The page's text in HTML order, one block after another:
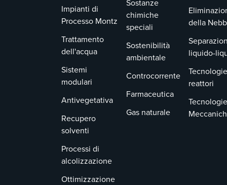
Impianti di
Processo Montz
Trattamento
dell'acqua
Sistemi
modulari
Antivegetativa
Recupero
solventi
Processi di
alcolizzazione
Ottimizzazione
Sostanze
chimiche
speciali
Sostenibilità
ambientale
Controcorrente
Farmaceutica
Gas naturale
della
liquido-
reattori
Tecnologie